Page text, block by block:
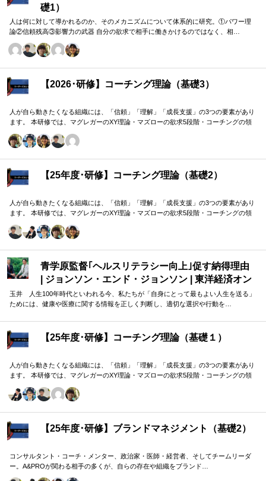
礎1）
人は何に対して導かれるのか、そのメカニズムについて体系的に研究。①パワー理
論②信頼残高③影響力の武器 自分の欲求で相手に働きかけるのではなく、相…
【2026･研修】コーチング理論（基礎3）
人が自ら動きたくなる組織には、「信頼」「理解」「成長支援」の3つの要素があり
ます。 本研修では、マグレガーのXY理論・マズローの欲求5段階・コーチングの領
を、実例を交えて深く学びます。 単なる知識の習得にとどまらず、現場で直面する
【25年度･研修】コーチング理論（基礎2）
人が自ら動きたくなる組織には、「信頼」「理解」「成長支援」の3つの要素があり
ます。 本研修では、マグレガーのXY理論・マズローの欲求5段階・コーチングの領
を、実例を交えて深く学びます。 単なる知識の習得にとどまらず、現場で直面する
青学原監督｢ヘルスリテラシー向上｣促す納得理由
| ジョンソン・エンド・ジョンソン | 東洋経済オン
ライン
玉井 人生100年時代といわれる今、私たちが「自身にとって最もよい人生を送る」
ためには、健康や医療に関する情報を正しく判断し、適切な選択や行動を…
【25年度･研修】コーチング理論（基礎１）
人が自ら動きたくなる組織には、「信頼」「理解」「成長支援」の3つの要素があり
ます。 本研修では、マグレガーのXY理論・マズローの欲求5段階・コーチングの領
を、実例を交えて深く学びます。 単なる知識の習得にとどまらず、現場で直面する
【25年度･研修】ブランドマネジメント（基礎2）
コンサルタント・コーチ・メンター、政治家・医師・経営者、そしてチームリーダ
ー。A&PROが関わる相手の多くが、自らの存在や組織をブランド…